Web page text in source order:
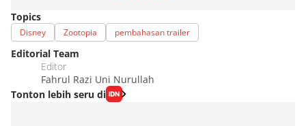
Topics
Disney Zootopia pembahasan trailer
Editorial Team
Editor
Fahrul Razi Uni Nurullah
Tonton lebih seru di